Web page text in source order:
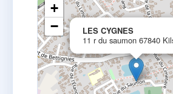
LES CYGNES
11 r du saumon 67840
+
−